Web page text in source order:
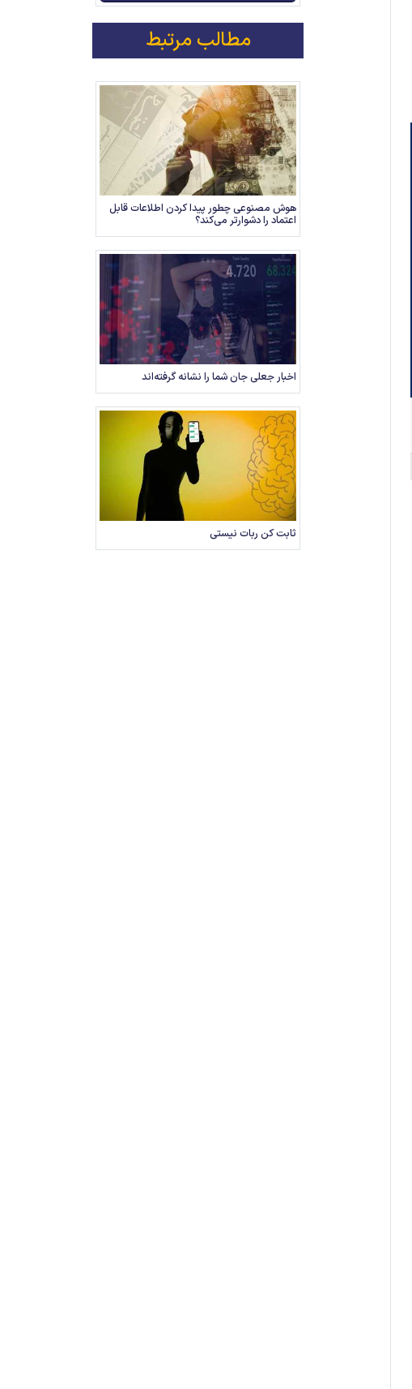
مطالب مرتبط
هوش مصنوعی چطور پیدا کردن اطلاعات قابل
اعتماد را دشوارتر می‌کند؟
اخبار جعلی جان شما را نشانه گرفته‌اند
ثابت کن ربات نیستی